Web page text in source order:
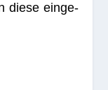
diese ein­ge­